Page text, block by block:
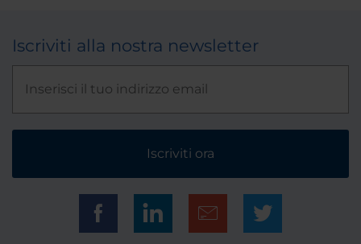
Iscriviti alla nostra newsletter
Iscriviti ora